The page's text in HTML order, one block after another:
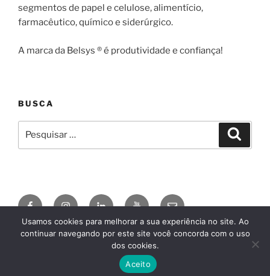
segmentos de papel e celulose, alimentício,
farmacêutico, químico e siderúrgico.
A marca da Belsys ® é produtividade e confiança!
BUSCA
por:
FacebookInstagramLinkedinYouTubeE-
mail
© 2026BELSYS ENGENHARIA AgDSN, byClaudio
Usamos cookies para melhorar a sua experiência no site. Ao
continuar navegando por este site você concorda com o uso
dos cookies.
Aceito